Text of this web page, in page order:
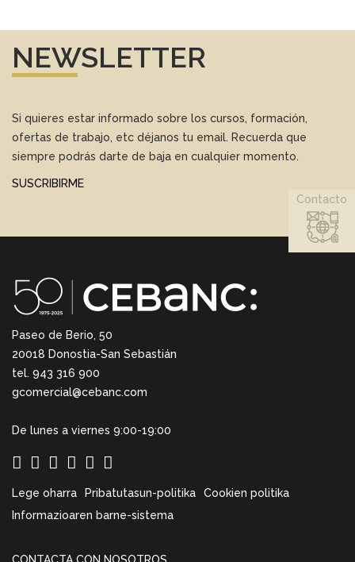
NEWSLETTER
Si quieres estar informado sobre los cursos, formación,
ofertas de trabajo, etc déjanos tu email. Recuerda que
siempre podrás darte de baja en cualquier momento.
SUSCRIBIRME
Paseo de Berio, 50
20018 Donostia-San Sebastián
tel. 943 316 900
gcomercial@cebanc.com
De lunes a viernes 9:00-19:00
Lege oharra Pribatutasun-politika
Cookien politika
Informazioaren barne-sistema
Contacto